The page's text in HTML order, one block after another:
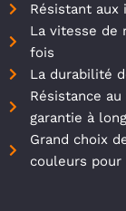
Résistant aux
La vitesse de
fois
La durabilité
Résistance
garantie à
Grand choix
couleurs